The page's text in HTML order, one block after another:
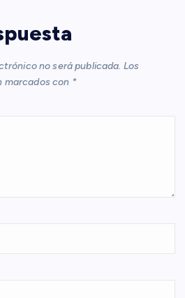
no será publicada. Los
marcados con *